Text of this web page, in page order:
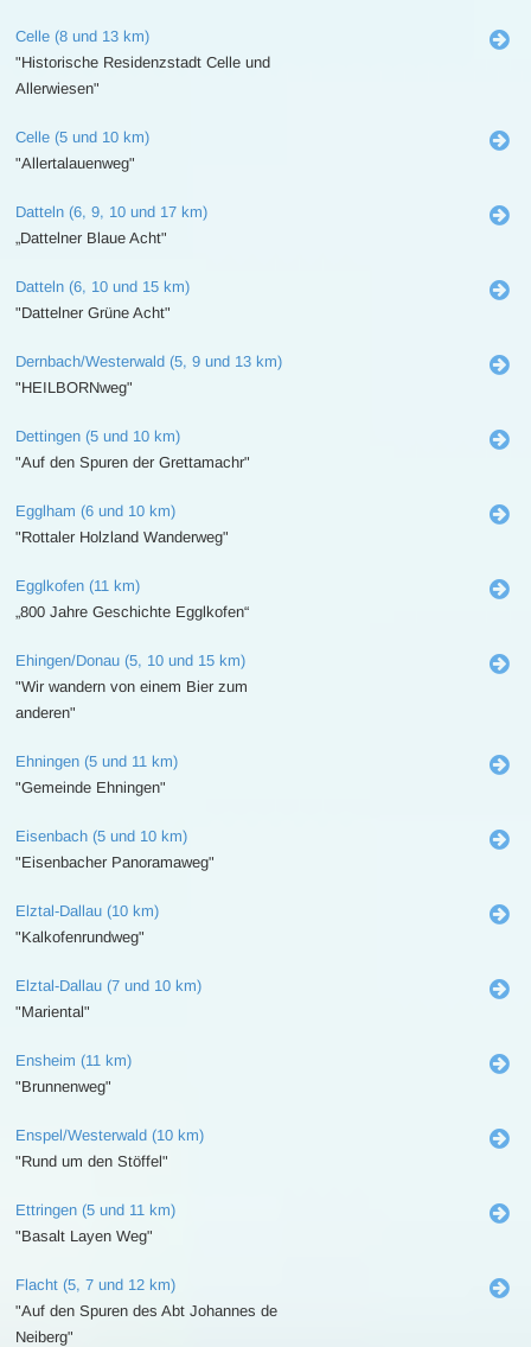
Celle (8 und 13 km)
"Historische Residenzstadt Celle und
Allerwiesen"
Celle (5 und 10 km)
"Allertalauenweg"
Datteln (6, 9, 10 und 17 km)
„Dattelner Blaue Acht"
Datteln (6, 10 und 15 km)
"Dattelner Grüne Acht"
Dernbach/Westerwald (5, 9 und 13 km)
"HEILBORNweg"
Dettingen (5 und 10 km)
"Auf den Spuren der Grettamachr"
Egglham (6 und 10 km)
"Rottaler Holzland Wanderweg"
Egglkofen (11 km)
„800 Jahre Geschichte Egglkofen“
Ehingen/Donau (5, 10 und 15 km)
"Wir wandern von einem Bier zum
anderen"
Ehningen (5 und 11 km)
"Gemeinde Ehningen"
Eisenbach (5 und 10 km)
"Eisenbacher Panoramaweg"
Elztal-Dallau (10 km)
"Kalkofenrundweg"
Elztal-Dallau (7 und 10 km)
"Mariental"
Ensheim (11 km)
"Brunnenweg"
Enspel/Westerwald (10 km)
"Rund um den Stöffel"
Ettringen (5 und 11 km)
"Basalt Layen Weg"
Flacht (5, 7 und 12 km)
"Auf den Spuren des Abt Johannes de
Neiberg"